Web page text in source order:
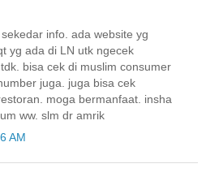
info. ada website yg
yg ada di LN utk ngecek
bisa cek di muslim consumer
juga. juga bisa cek
moga bermanfaat. insha
ww. slm dr amrik
AM